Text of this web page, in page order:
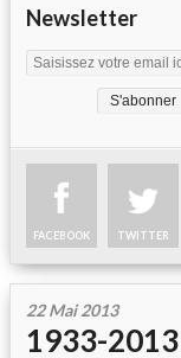
Newsletter
FACEBOOK TWITTER
22 Mai 2013
1933-